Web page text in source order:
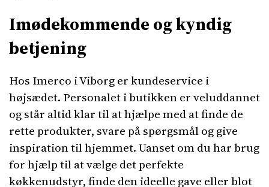
Imødekommende og kyndig
betjening
Hos Imerco i Viborg er kundeservice i
højsædet. Personalet i butikken er veluddannet
og står altid klar til at hjælpe med at finde de
rette produkter, svare på spørgsmål og give
inspiration til hjemmet. Uanset om du har brug
for hjælp til at vælge det perfekte
køkkenudstyr, finde den ideelle gave eller blot